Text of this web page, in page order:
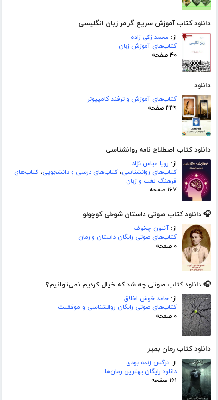
دانلود کتاب آموزش سریع گرامر زبان انگلیسی
از: محمد زکی زاده
کتاب‌های آموزش زبان
۴۰ صفحه
دانلود
کتاب‌های آموزش و ترفند کامپیوتر
۳۳۹ صفحه
دانلود کتاب اصطلاح نامه روانشناسی
از: رویا عباس نژاد
کتاب‌های روانشناسی، کتاب‌های درسی و دانشجویی، کتاب‌های
فرهنگ لغت و زبان
۱۶۷ صفحه
🎧 دانلود کتاب صوتی داستان شوخی کوچولو
از: آنتون چخوف
کتاب‌های صوتی رایگان داستان و رمان
۰ صفحه
🎧 دانلود کتاب صوتی چه شد که خیال کردیم نمی‌توانیم؟
از: حامد خوش اخلاق
کتاب‌های صوتی رایگان روانشناسی و موفقیت
۰ صفحه
دانلود کتاب رمان بمیر
از: نرگس زنده بودی
دانلود رایگان بهترین رمان‌ها
۱۶۱ صفحه